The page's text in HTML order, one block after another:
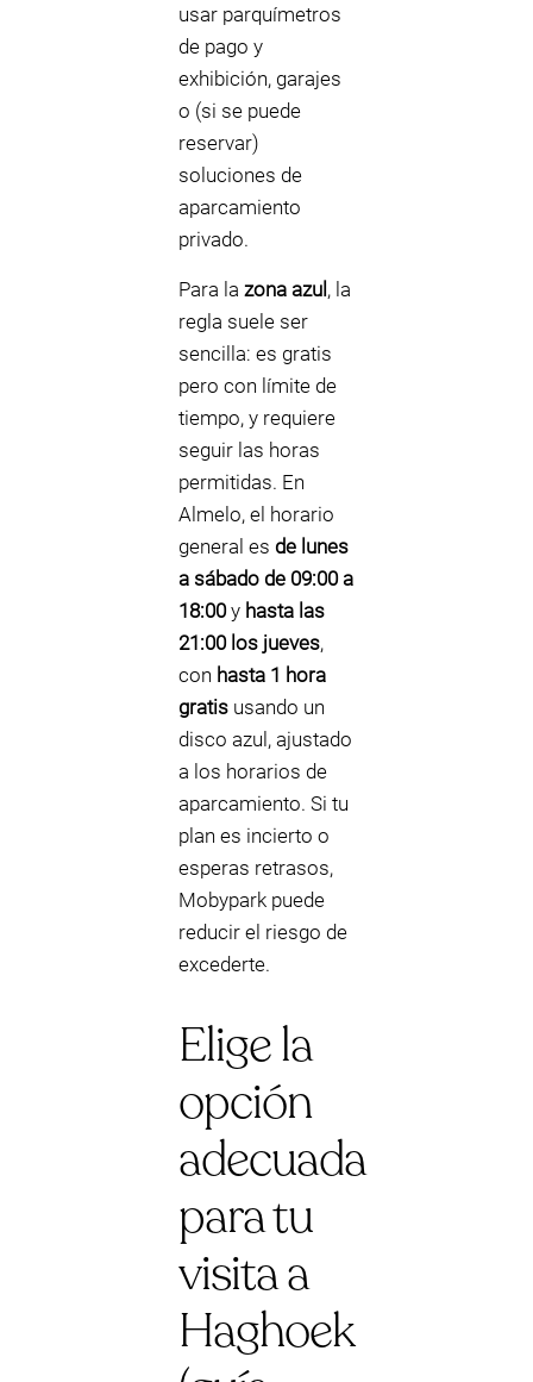
usar parquímetros
de pago y
exhibición, garajes
o (si se puede
reservar)
soluciones de
aparcamiento
privado.
Para la zona azul , la
regla suele ser
sencilla: es gratis
pero con límite de
tiempo, y requiere
seguir las horas
permitidas. En
Almelo, el horario
general es de lunes
a sábado de 09:00 a
18:00y hasta las
21:00 los jueves,
con hasta 1 hora
gratis usando un
disco azul, ajustado
a los horarios de
aparcamiento. Si tu
plan es incierto o
esperas retrasos,
Mobypark puede
reducir el riesgo de
excederte.
Elige la
opción
adecuada
para tu
visita a
Haghoek